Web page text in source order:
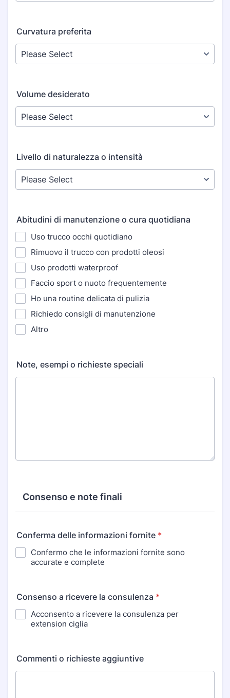
Curvatura preferita
Volume desiderato
Livello di naturalezza o intensità
Abitudini di manutenzione o cura quotidiana
Uso trucco occhi quotidiano
Rimuovo il trucco con prodotti oleosi
Uso prodotti waterproof
Faccio sport o nuoto frequentemente
Ho una routine delicata di pulizia
Richiedo consigli di manutenzione
Altro
Note, esempi o richieste speciali
Consenso e note finali
Conferma delle informazioni fornite *
Confermo che le informazioni fornite sono
accurate e complete
Consenso a ricevere la consulenza *
Acconsento a ricevere la consulenza per
extension ciglia
Commenti o richieste aggiuntive